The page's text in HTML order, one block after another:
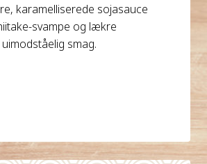
karamelliserede sojasauce
svampe og lækre
smag.